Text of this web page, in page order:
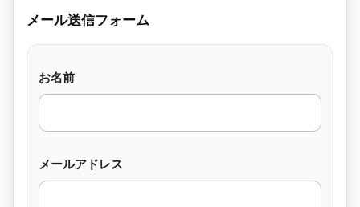
メール送信フォーム
お名前
メールアドレス